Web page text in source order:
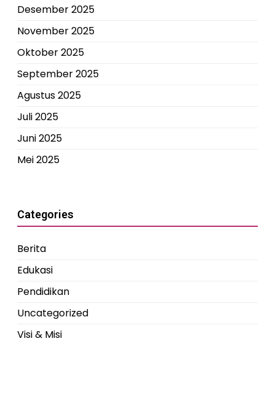
Desember 2025
November 2025
Oktober 2025
September 2025
Agustus 2025
Juli 2025
Juni 2025
Mei 2025
Categories
Berita
Edukasi
Pendidikan
Uncategorized
Visi & Misi